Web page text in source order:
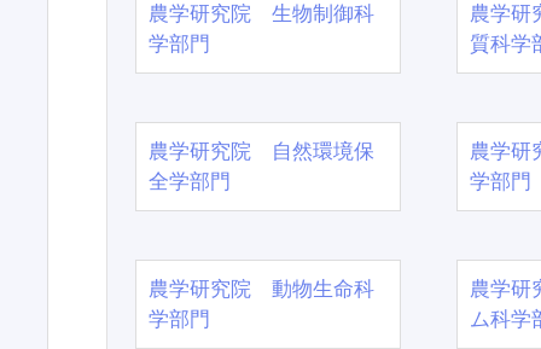
農学研究院 生物制御科
学部門
農学
質科学
農学研究院 自然環境保
全学部門
農学
学部門
農学研究院 動物生命科
学部門
農学
ム科学